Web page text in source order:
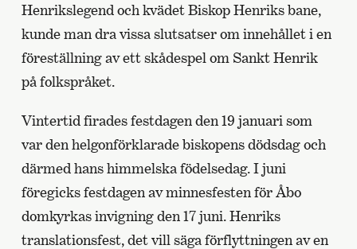
Henrikslegend och kvädet Biskop Henriks bane,
kunde man dra vissa slutsatser om innehållet i en
föreställning av ett skådespel om Sankt Henrik
på folkspråket.
Vintertid firades festdagen den 19 januari som
var den helgonförklarade biskopens dödsdag och
därmed hans himmelska födelsedag. I juni
föregicks festdagen av minnesfesten för Åbo
domkyrkas invigning den 17 juni. Henriks
translationsfest, det vill säga förflyttningen av en